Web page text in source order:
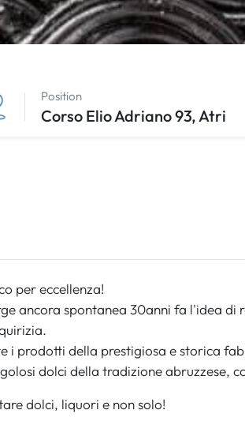
Position
Corso Elio Adriano 93, Atri
per eccellenza!
ancora spontanea 30anni fa l'idea di
i prodotti della prestigiosa e storica
dolci della tradizione abruzzese,
dolci, liquori e non solo!